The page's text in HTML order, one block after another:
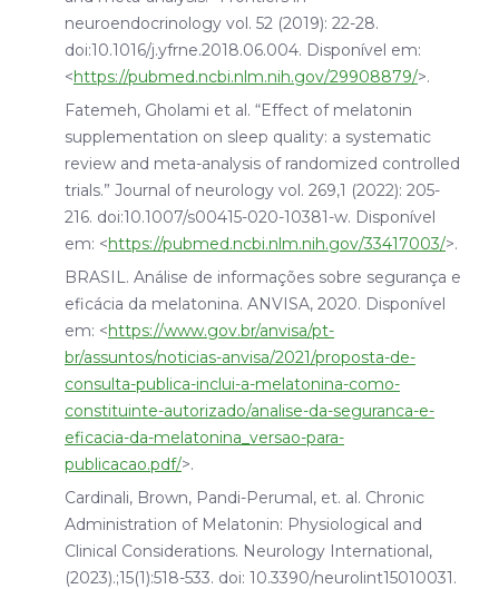
neuroendocrinology vol. 52 (2019): 22-28.
doi:10.1016/j.yfrne.2018.06.004. Disponível em:
<https://pubmed.ncbi.nlm.nih.gov/29908879/>.
Fatemeh, Gholami et al. “Effect of melatonin
supplementation on sleep quality: a systematic
review and meta-analysis of randomized controlled
trials.” Journal of neurology vol. 269,1 (2022): 205-
216. doi:10.1007/s00415-020-10381-w. Disponível
em: <https://pubmed.ncbi.nlm.nih.gov/33417003/>.
BRASIL. Análise de informações sobre segurança e
eficácia da melatonina. ANVISA, 2020. Disponível
em: <https://www.gov.br/anvisa/pt-
br/assuntos/noticias-anvisa/2021/proposta-de-
consulta-publica-inclui-a-melatonina-como-
constituinte-autorizado/analise-da-seguranca-e-
eficacia-da-melatonina_versao-para-
publicacao.pdf/>.
Cardinali, Brown, Pandi-Perumal, et. al. Chronic
Administration of Melatonin: Physiological and
Clinical Considerations. Neurology International,
(2023).;15(1):518-533. doi: 10.3390/neurolint15010031.